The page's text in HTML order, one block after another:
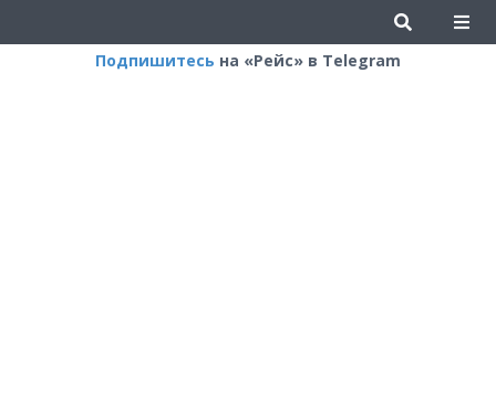
Подпишитесь на «Рейс» в Telegram